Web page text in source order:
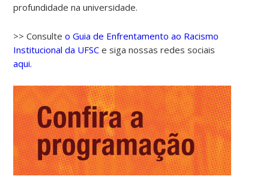
profundidade na universidade.
>> Consulteo Guia de Enfrentamento ao Racismo
Institucional da UFSC e siga nossas redes sociais
aqui.